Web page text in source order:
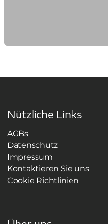
Nützliche Links
AGBs
Datenschutz
Impressum
Kontaktieren Sie uns
Cookie Richtlinien